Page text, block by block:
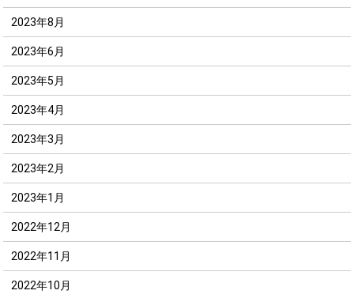
2023年8月
2023年6月
2023年5月
2023年4月
2023年3月
2023年2月
2023年1月
2022年12月
2022年11月
2022年10月